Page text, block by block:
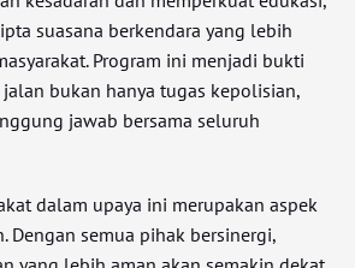
suasana berkendara yang lebih
Program ini menjadi bukti
bukan hanya tugas kepolisian,
jawab bersama seluruh
dalam upaya ini merupakan aspek
Dengan semua pihak bersinergi,